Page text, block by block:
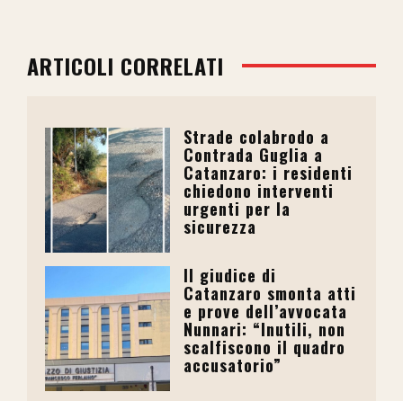
ARTICOLI CORRELATI
Strade colabrodo a
Contrada Guglia a
Catanzaro: i residenti
chiedono interventi
urgenti per la
sicurezza
Il giudice di
Catanzaro smonta atti
e prove dell’avvocata
Nunnari: “Inutili, non
scalfiscono il quadro
accusatorio”